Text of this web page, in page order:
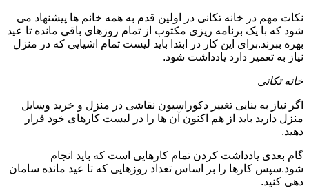
نکات مهم در خانه تکانی در اولین قدم به همه خانم ها پیشنهاد می
شود که با یک برنامه ریزی مکتوب از تمام روزهای باقی مانده تا عید
بهره ببرند.برای این کار در ابتدا باید لیست تمام اشیایی که در منزل
نیاز به تعمیر دارد یادداشت شود.
خانه تکانی
اگر نیاز به بنایی تغییر دکوراسیون نقاشی در منزل و خرید وسایل
منزل دارید باید از هم اکنون آن ها را در لیست کارهای خود قرار
دهید.
گام بعدی یادداشت کردن تمام کارهایی است که باید انجام
شود.سپس کارها را بر اساس تعداد روزهایی که تا عید مانده سامان
دهی کنید.